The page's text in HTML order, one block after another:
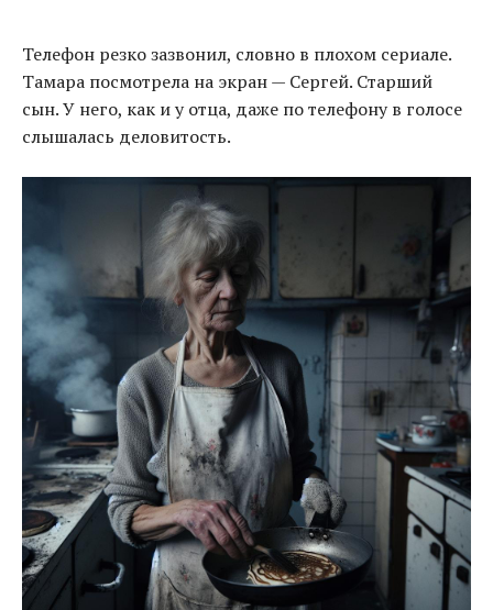
Телефон резко зазвонил, словно в плохом сериале.
Тамара посмотрела на экран — Сергей. Старший
сын. У него, как и у отца, даже по телефону в голосе
слышалась деловитость.